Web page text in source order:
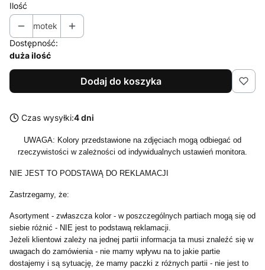
Ilość
motek
Dostępność:
duża ilość
Dodaj do koszyka
Czas wysyłki:4 dni
UWAGA: Kolory przedstawione na zdjęciach mogą odbiegać od
rzeczywistości w zależności od indywidualnych ustawień monitora.
NIE JEST TO PODSTAWĄ DO REKLAMACJI
Zastrzegamy, że:
Asortyment - zwłaszcza kolor - w poszczególnych partiach mogą się od
siebie różnić - NIE jest to podstawą reklamacji.
Jeżeli klientowi zależy na jednej partii informacja ta musi znaleźć się w
uwagach do zamówienia - nie mamy wpływu na to jakie partie
dostajemy i są sytuację, że mamy paczki z różnych partii - nie jest to